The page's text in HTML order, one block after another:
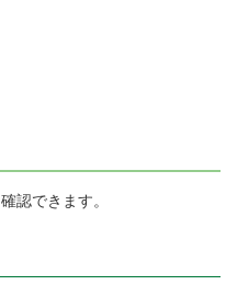
認できます。